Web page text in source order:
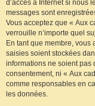
d’accès à Internet si nous
messages sont
Vous acceptez que « Aux
verrouille n’importe quel
En tant que membre,
saisies soient stockées
informations ne soient pas
consentement, ni « Aux
comme responsables en
les données.